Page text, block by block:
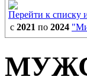
Перейти к списку
с 2021 по 2024